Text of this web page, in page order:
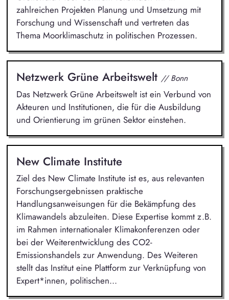
zahlreichen Projekten Planung und Umsetzung mit
Forschung und Wissenschaft und vertreten das
Thema Moorklimaschutz in politischen Prozessen.
Netzwerk Grüne Arbeitswelt // Bonn
Das Netzwerk Grüne Arbeitswelt ist ein Verbund von
Akteuren und Institutionen, die für die Ausbildung
und Orientierung im grünen Sektor einstehen.
New Climate Institute
Ziel des New Climate Institute ist es, aus relevanten
Forschungsergebnissen praktische
Handlungsanweisungen für die Bekämpfung des
Klimawandels abzuleiten. Diese Expertise kommt z.B.
im Rahmen internationaler Klimakonferenzen oder
bei der Weiterentwicklung des CO2-
Emissionshandels zur Anwendung. Des Weiteren
stellt das Institut eine Plattform zur Verknüpfung von
Expert*innen, politischen...